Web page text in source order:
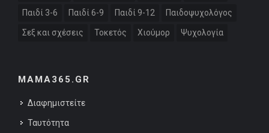
Παιδί 3-6 Παιδί 6-9 Παιδί 9-12 Παιδοψυχολόγος
Σεξ και σχέσεις Τοκετός Χιούμορ Ψυχολογία
MAMA365.GR
Διαφημιστείτε
Ταυτότητα